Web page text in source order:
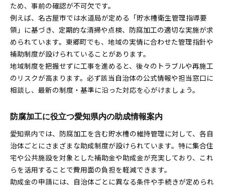
ため、事前の確認が不可欠です。
例えば、名古屋市では水道局が定める「貯水槽衛生管理指導要
領」に基づき、定期的な清掃や点検、防腐加工の適切な実施が求
められています。東郷町でも、地域の実情に合わせた管理指針や
補助制度が設けられていることがあります。
地域制度を把握せずに工事を進めると、後々のトラブルや再施工
のリスクが高まります。必ず該当自治体の公式情報や担当窓口に
相談し、最新の制度・基準に沿った対応を心がけましょう。
防腐加工に役立つ愛知県内の助成情報案内
愛知県内では、防腐加工を含む貯水槽の維持管理に対して、各自
治体ごとにさまざまな助成制度が設けられています。特に集合住
宅や公共施設を対象とした補助金や助成金が充実しており、これ
らを活用することで費用面の負担を軽減できます。
助成金の申請には、自治体ごとに異なる条件や手続きが定められ